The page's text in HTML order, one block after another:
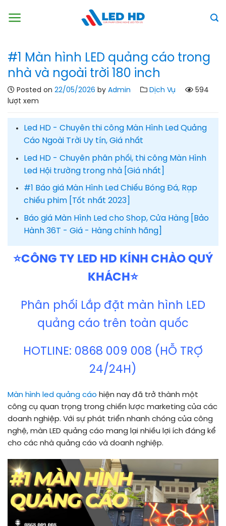
#1 Màn hình LED quảng cáo trong
nhà và ngoài trời 180 inch
Posted on 22/05/2026 by Admin Dịch Vụ
594
lượt xem
Led HD - Chuyên thi công Màn Hình Led Quảng
Cáo Ngoài Trời Uy tín, Giá nhất
Led HD - Chuyên phân phối, thi công Màn Hình
Led Hội trường trong nhà [Giá nhất]
#1 Báo giá Màn Hình Led Chiếu Bóng Đá, Rạp
chiếu phim [Tốt nhất 2023]
Báo giá Màn Hình Led cho Shop, Cửa Hàng [Bảo
Hành 36T - Giá - Hàng chính hãng]
⭐CÔNG TY LED HD KÍNH CHÀO QUÝ
KHÁCH⭐
Phân phối Lắp đặt màn hình LED
quảng cáo trên toàn quốc
HOTLINE: 0868 009 008 (HỖ TRỢ
24/24H)
Màn hình led quảng cáo hiện nay đã trở thành một
công cụ quan trọng trong chiến lược marketing của các
doanh nghiệp. Với sự phát triển nhanh chóng của công
nghệ, màn LED quảng cáo mang lại nhiều lợi ích đáng kể
cho các nhà quảng cáo và doanh nghiệp.